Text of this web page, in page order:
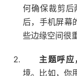
何确保裁剪后
后，手机屏幕
些边缘空间很
主题呼应
境。比如，你